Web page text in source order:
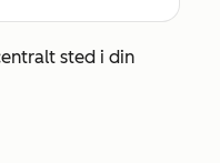
sted i din